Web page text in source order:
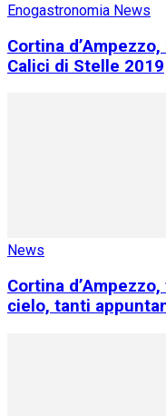
Enogastronomia News
Cortina
Calici di Stelle 2019
News
Cortina
cielo, tanti